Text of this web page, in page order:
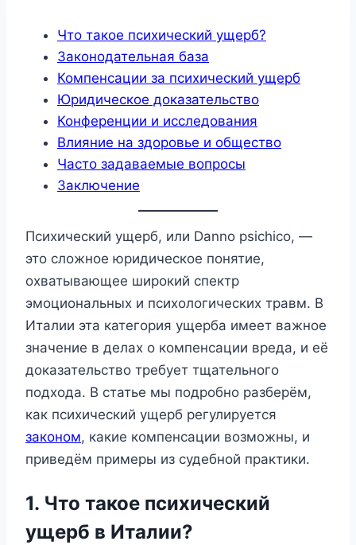
Что такое психический ущерб?
Законодательная база
Компенсации за психический ущерб
Юридическое доказательство
Конференции и исследования
Влияние на здоровье и общество
Часто задаваемые вопросы
Заключение
Психический ущерб, или Danno psichico, —
это сложное юридическое понятие,
охватывающее широкий спектр
эмоциональных и психологических травм. В
Италии эта категория ущерба имеет важное
значение в делах о компенсации вреда, и её
доказательство требует тщательного
подхода. В статье мы подробно разберём,
как психический ущерб регулируется
законом, какие компенсации возможны, и
приведём примеры из судебной практики.
1. Что такое психический
ущерб в Италии?